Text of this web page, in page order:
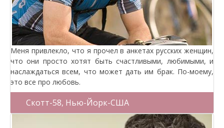
Меня привлекло, что я прочел в анкетах русских женщин,
что они просто хотят быть счастливыми, любимыми, и
наслаждаться всем, что может дать им брак. По-моему,
это все про любовь.
Скотт-58, Нью-Йорк-США